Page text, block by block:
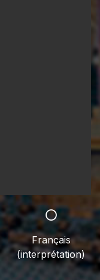
Français
(interprétation)